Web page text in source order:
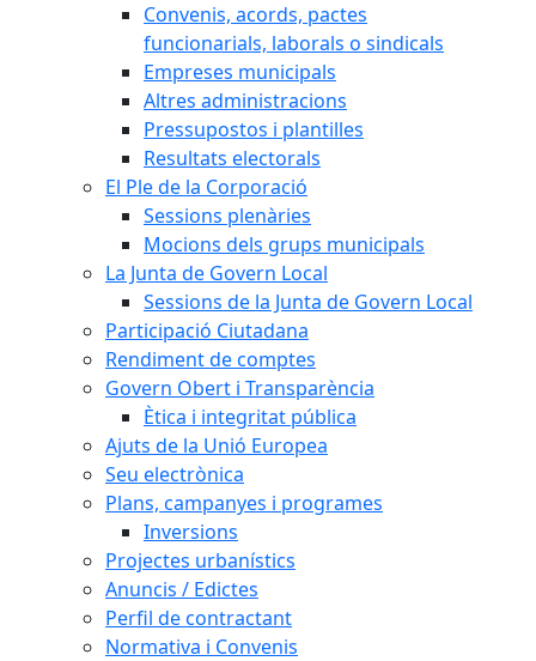
Convenis, acords, pactes
funcionarials, laborals o sindicals
Empreses municipals
Altres administracions
Pressupostos i plantilles
Resultats electorals
El Ple de la Corporació
Sessions plenàries
Mocions dels grups municipals
La Junta de Govern Local
Sessions de la Junta de Govern Local
Participació Ciutadana
Rendiment de comptes
Govern Obert i Transparència
Ètica i integritat pública
Ajuts de la Unió Europea
Seu electrònica
Plans, campanyes i programes
Inversions
Projectes urbanístics
Anuncis / Edictes
Perfil de contractant
Normativa i Convenis